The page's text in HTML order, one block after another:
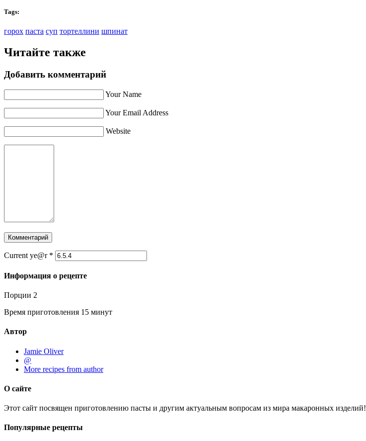
Tags:
горох паста суп тортеллини шпинат
Читайте также
Добавить комментарий
Your Name
Your Email Address
Website
Current ye@r *
Информация о рецепте
Порции 2
Время приготовления 15 минут
Автор
Jamie Oliver
@
More recipes from author
О сайте
Этот сайт посвящен приготовлению пасты и другим актуальным вопросам из мира макаронных изделий!
Популярные рецепты